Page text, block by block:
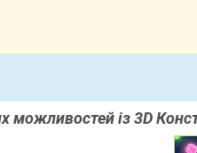
можливостей із 3D